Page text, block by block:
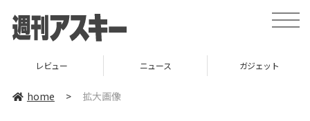
toggle
レビュー ニュース ガジェット
home > 拡大画像